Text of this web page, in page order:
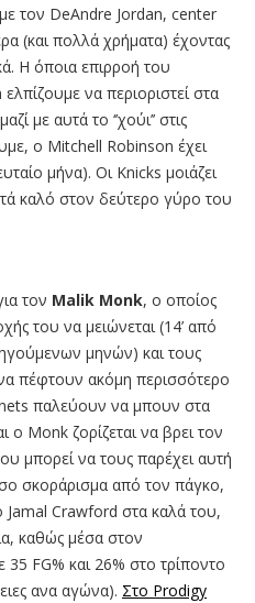
με τον DeAndre Jordan, center
(και πολλά χρήματα) έχοντας
Η όποια επιρροή του
να περιοριστεί στα
με αυτά το ‘’χούι’’ στις
ο Mitchell Robinson έχει
μήνα). Οι Knicks μοιάζει
καλό στον δεύτερο γύρο του
τον Malik Monk, ο οποίος
του να μειώνεται (14’ από
μηνών) και τους
πέφτουν ακόμη περισσότερο
παλεύουν να μπουν στα
ο Monk ζορίζεται να βρει τον
μπορεί να τους παρέχει αυτή
σκοράρισμα από τον πάγκο,
Crawford στα καλά του,
καθώς μέσα στον
FG% και 26% στο τρίποντο
ανα αγώνα). Στο Prodigy